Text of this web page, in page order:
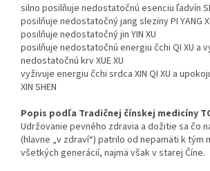
silno posilňuje nedostatočnú esenciu ľadvín
posilňuje nedostatočný jang sleziny PI YANG
posilňuje nedostatočný jin YIN XU
posilňuje nedostatočnú energiu čchi QI XU a
nedostatočnú krv XUE XU
vyživuje energiu čchi srdca XIN QI XU a
XIN SHEN
Popis podľa Tradičnej čínskej medicíny
Udržovanie pevného zdravia a dožitie sa čo
(hlavne „v zdraví“) patrilo od nepamäti k tým
všetkých generácií, najmä však v starej Číne.